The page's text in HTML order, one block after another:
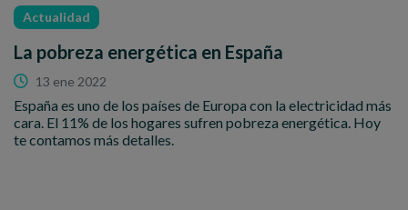
Actualidad
La pobreza energética en España
13 ene 2022
España es uno de los países de Europa con la electricidad más
cara. El 11% de los hogares sufren pobreza energética. Hoy
te contamos más detalles.